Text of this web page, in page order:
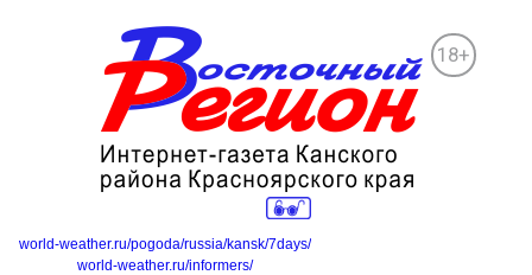
18+
world-weather.ru/pogoda/russia/kansk/7days/
world-weather.ru/informers/